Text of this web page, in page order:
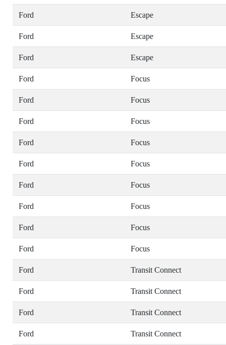
Ford Escape
Ford Escape
Ford Escape
Ford Focus
Ford Focus
Ford Focus
Ford Focus
Ford Focus
Ford Focus
Ford Focus
Ford Focus
Ford Focus
Ford Transit Connect
Ford Transit Connect
Ford Transit Connect
Ford Transit Connect